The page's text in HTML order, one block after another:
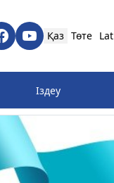
Қаз Төте Lat